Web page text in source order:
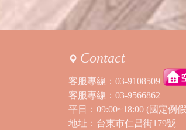
Contact
客服專線： 03-9108509
客服專線： 03-9566862
平日：09:00~18:00 (國定例
地址：台東市仁昌街179號